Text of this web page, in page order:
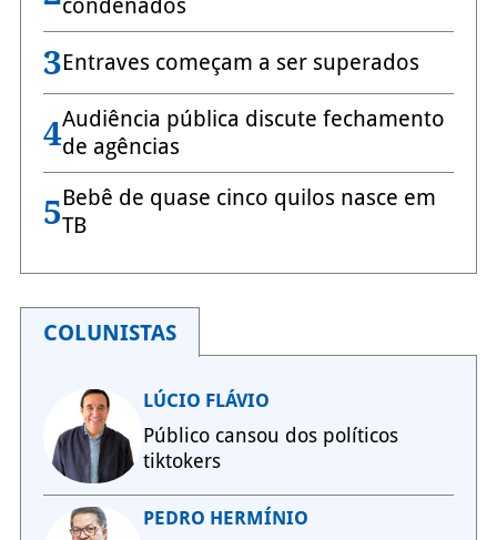
condenados
3Entraves começam a ser superados
4Audiência pública discute fechamento
de agências
5Bebê de quase cinco quilos nasce em
TB
COLUNISTAS
LÚCIO FLÁVIO
Público cansou dos políticos
tiktokers
PEDRO HERMÍNIO